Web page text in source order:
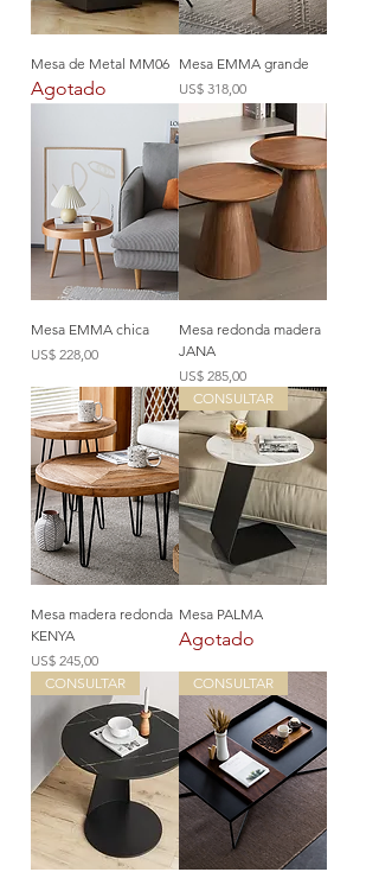
Mesa de Metal MM06
Agotado
Mesa EMMA grande
Precio
US$ 318,00
Mesa EMMA chica
Precio
US$ 228,00
Mesa redonda madera
JANA
Precio
US$ 285,00
Mesa madera redonda
KENYA
Precio
US$ 245,00
CONSULTAR
Mesa PALMA
Agotado
CONSULTAR CONSULTAR